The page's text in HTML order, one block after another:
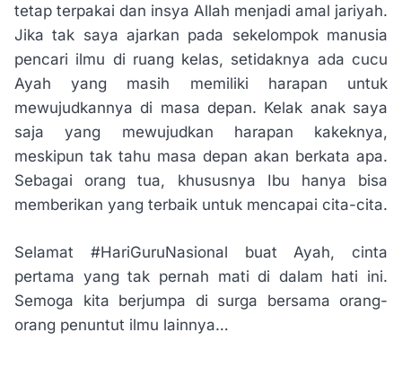
tetap terpakai dan insya Allah menjadi amal jariyah.
Jika tak saya ajarkan pada sekelompok manusia
pencari ilmu di ruang kelas, setidaknya ada cucu
Ayah yang masih memiliki harapan untuk
mewujudkannya di masa depan. Kelak anak saya
saja yang mewujudkan harapan kakeknya,
meskipun tak tahu masa depan akan berkata apa.
Sebagai orang tua, khususnya Ibu hanya bisa
memberikan yang terbaik untuk mencapai cita-cita.
Selamat #HariGuruNasional buat Ayah, cinta
pertama yang tak pernah mati di dalam hati ini.
Semoga kita berjumpa di surga bersama orang-
orang penuntut ilmu lainnya…